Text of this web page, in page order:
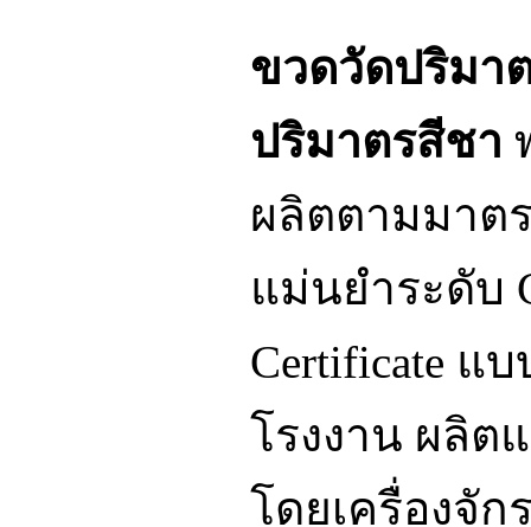
ขวดวัดปริมา
ปริมาตรสีชา
ผลิตตามมาต
แม่นยำระดับ
Certificate แ
โรงงาน ผลิต
โดยเครื่องจั